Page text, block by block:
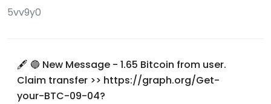
5vv9y0
🖋 🔵 New Message - 1.65 Bitcoin from user.
Claim transfer >> https://graph.org/Get-
your-BTC-09-04?